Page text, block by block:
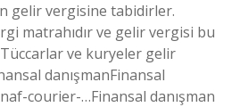
gelir vergisine tabidirler.
matrahıdır ve gelir vergisi bu
ve kuryeler gelir
danışmanFinansal
courier-…Finansal danışman